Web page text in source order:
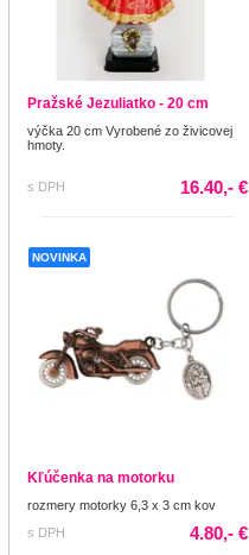
Pražské Jezuliatko - 20 cm
výčka 20 cm Vyrobené zo živicovej
hmoty.
s DPH 16.40,- €
NOVINKA
Kľúčenka na motorku
rozmery motorky 6,3 x 3 cm kov
s DPH
4.80,- €